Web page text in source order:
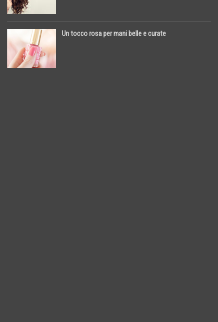
Un tocco rosa per mani belle e curate